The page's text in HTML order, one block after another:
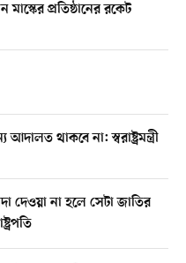
প্রতিষ্ঠানের রকেট
থাকবে না: স্বরাষ্ট্রমন্ত্রী
দেওয়া না হলে সেটা জাতির